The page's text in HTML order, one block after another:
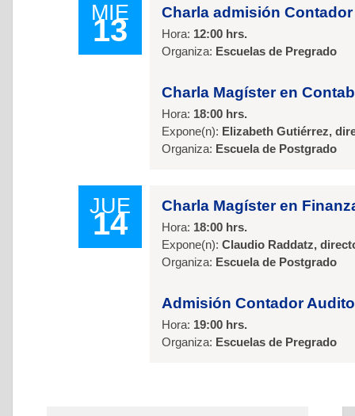
MIE
13
Charla admisión
Hora: 12:00 hrs.
Organiza: Escuelas de Pregrado
Charla Magíster en
Hora: 18:00 hrs.
Expone(n): Elizabeth Gutiérrez,
Organiza: Escuela de Postgrado
JUE
14
Charla Magíster en
Hora: 18:00 hrs.
Expone(n): Claudio Raddatz,
Organiza: Escuela de Postgrado
Admisión Contador
Hora: 19:00 hrs.
Organiza: Escuelas de Pregrado